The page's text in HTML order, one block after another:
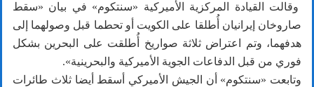
وقالت القيادة المركزية الأميركية «سنتكوم» في بيان «سقط
صاروخان إيرانيان أُطلقا على الكويت أو تحطما قبل وصولهما إلى
هدفهما، وتم اعتراض ثلاثة صواريخ أُطلقت على البحرين بشكل
فوري من قبل الدفاعات الجوية الأميركية والبحرينية».
وتابعت «سنتكوم» أن الجيش الأميركي أسقط أيضا ثلاث طائرات